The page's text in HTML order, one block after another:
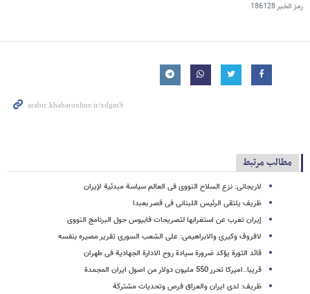
رمز الخبر186128
مطالب مرتبط
لاریجانی: نزع السلاح النووی فی العالم سیاسة مبدئیة لإیران
ظریف یلتقی الرئیس اللبنانی فی قصر بعبدا
إیران تعرب عن استغرابها لتصریحات فابیوس حول البرنامج النووی
لافروف وکیری والابراهیمی: على الشعب السوری تقریر مصیره بنفسه
قائد الثورة یؤکد ضرورة سیادة روح الادارة الجهادیة فی طهران
قریبا..امیرکا تحرر 550 ملیون دولار من اصول ایران المجمدة
ظریف: لدى ایران والعراق فرص وتحدیات مشترکة